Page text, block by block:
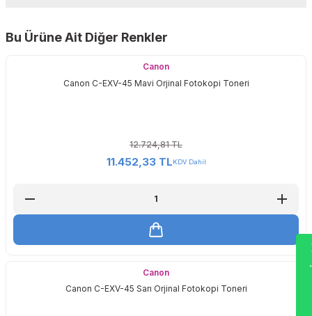
Sitemize ilk yorumu siz yapın!
Deneyimini Paylaş
Bu Ürüne Ait Diğer Renkler
Canon
Canon C-EXV-45 Mavi Orjinal Fotokopi Toneri
12.724,81 TL
11.452,33 TLKDV Dahil
Canon
Canon C-EXV-45 Sarı Orjinal Fotokopi Toneri